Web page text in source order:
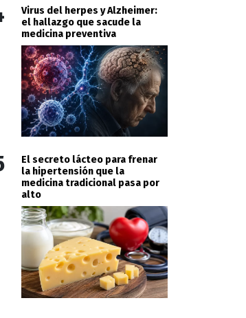
Virus del herpes y Alzheimer:
el hallazgo que sacude la
medicina preventiva
El secreto lácteo para frenar
la hipertensión que la
medicina tradicional pasa por
alto